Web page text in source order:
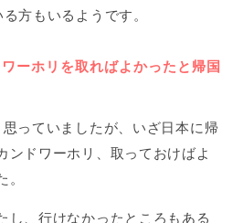
方もいるようです。
ワーホリを取ればよかったと帰国
っていましたが、いざ日本に帰
ンドワーホリ、取っておけばよ
し、行けなかったところもある